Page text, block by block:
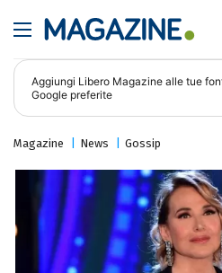
Aggiungi Libero Magazine alle tue
Google preferite
Magazine News Gossip